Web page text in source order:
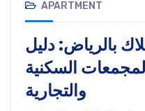
APARTMENT
بالرياض: دليل
السكنية
والتجارية